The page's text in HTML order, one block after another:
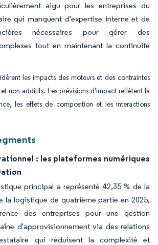
aigu pour les entreprises du
qui manquent d'expertise interne et de
nécessaires pour gérer des
tout en maintenant la continuité
les impacts des moteurs et des contraintes
non additifs. Les prévisions d'impact reflètent la
les effets de composition et les interactions
: les plateformes numériques
principal a représenté 42,35 % de la
la logistique de quatrième partie en 2025,
des entreprises pour une gestion
d'approvisionnement via des relations
qui réduisent la complexité et